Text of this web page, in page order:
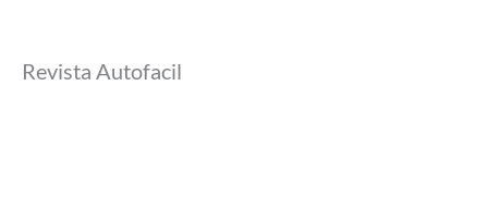
Revista Autofacil